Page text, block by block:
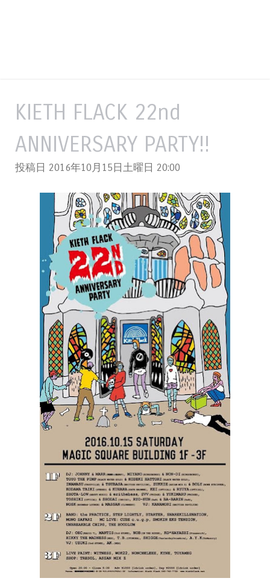
KIETH FLACK 22nd
ANNIVERSARY PARTY!!
投稿日 2016年10月15日土曜日 20:00